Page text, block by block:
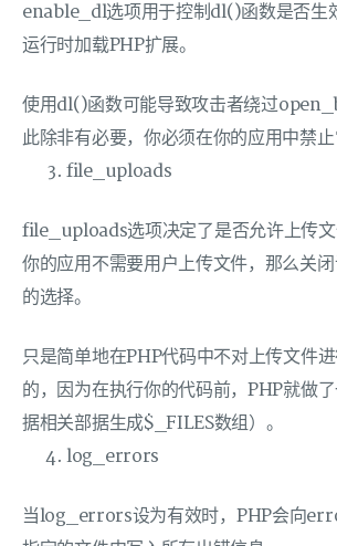
enable_dl选项用于控制dl()函数是否生
运行时加载PHP扩展。
使用dl()函数可能导致攻击者绕过
此除非有必要，你必须在你的应用中禁止
file_uploads
file_uploads选项决定了是否允许上传
你的应用不需要用户上传文件，那么关
的选择。
只是简单地在PHP代码中不对上传文件
的，因为在执行你的代码前，PHP就做
据相关部据生成$_FILES数组）。
log_errors
当log_errors设为有效时，PHP会向